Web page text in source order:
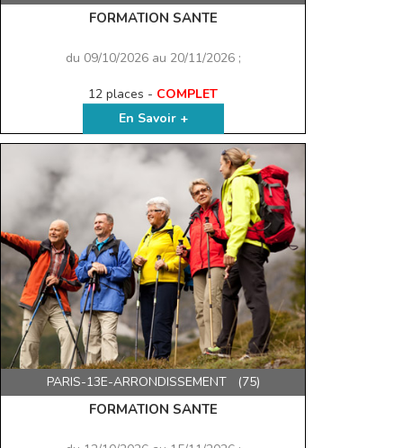
FORMATION SANTE
du 09/10/2026 au 20/11/2026 ;
12 places - COMPLET
En Savoir +
PARIS-13E-ARRONDISSEMENT (75)
FORMATION SANTE